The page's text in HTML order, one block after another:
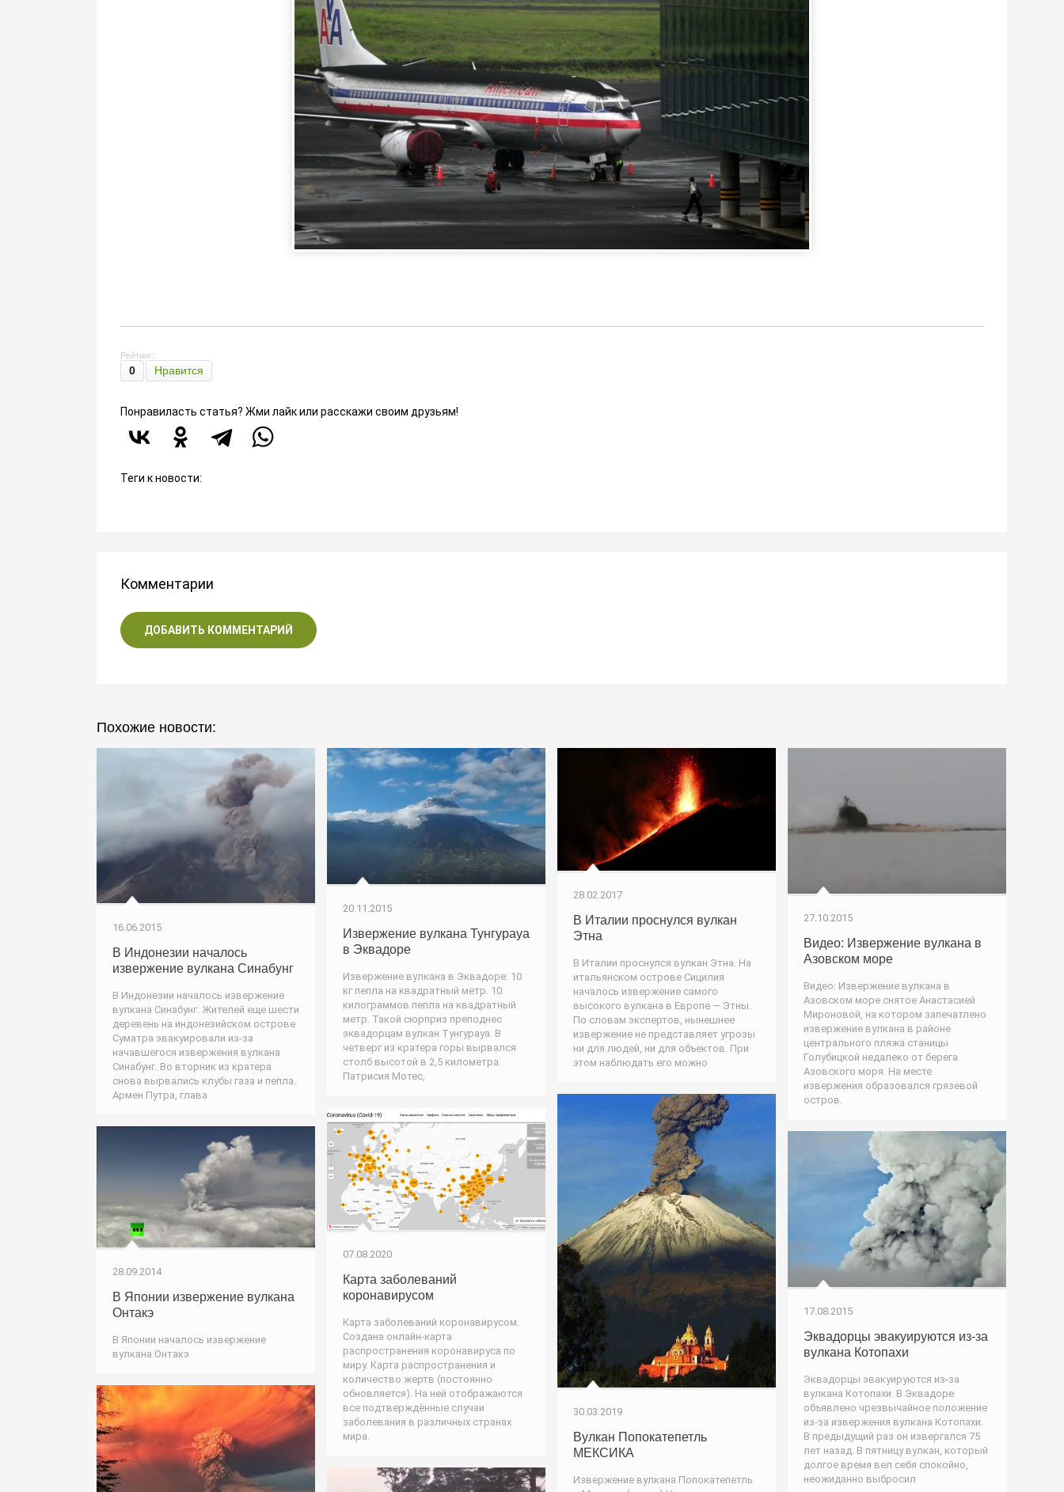
Рейтинг:
0 Нравится
Понравиласть статья? Жми лайк или расскажи своим друзьям!
Теги к новости:
Комментарии
ДОБАВИТЬ КОММЕНТАРИЙ
Похожие новости:
16.06.2015
В Индонезии началось
извержение вулкана Синабунг
В Индонезии началось извержение
вулкана Синабунг. Жителей еще шести
деревень на индонезийском острове
Суматра эвакуировали из-за
начавшегося извержения вулкана
Синабунг. Во вторник из кратера
снова вырвались клубы газа и пепла.
Армен Путра, глава
20.11.2015
Извержение вулкана Тунгурауа
в Эквадоре
Извержение вулкана в Эквадоре: 10
кг пепла на квадратный метр. 10
килограммов пепла на квадратный
метр. Такой сюрприз преподнес
эквадорцам вулкан Тунгурауа. В
четверг из кратера горы вырвался
столб высотой в 2,5 километра.
Патрисия Мотес,
28.02.2017
В Италии проснулся вулкан
Этна
В Италии проснулся вулкан Этна. На
итальянском острове Сицилия
началось извержение самого
высокого вулкана в Европе — Этны.
По словам экспертов, нынешнее
извержение не представляет угрозы
ни для людей, ни для объектов. При
этом наблюдать его можно
27.10.2015
Видео: Извержение вулкана в
Азовском море
Видео: Извержение вулкана в
Азовском море снятое Анастасией
Мироновой, на котором запечатлено
извержение вулкана в районе
центрального пляжа станицы
Голубицкой недалеко от берега
Азовского моря. На месте
извержения образовался грязевой
остров.
30.03.2019
Вулкан Попокатепетль
МЕКСИКА
Извержение вулкана Попокатепетль
07.08.2020
Карта заболеваний
коронавирусом
Карта заболеваний коронавирусом.
Создана онлайн-карта
распространения коронавируса по
миру. Карта распространения и
количество жертв (постоянно
обновляется). На ней отображаются
все подтверждённые случаи
заболевания в различных странах
мира.
28.09.2014
В Японии извержение вулкана
Онтакэ
В Японии началось извержение
вулкана Онтакэ
17.08.2015
Эквадорцы эвакуируются из-за
вулкана Котопахи
Эквадорцы эвакуируются из-за
вулкана Котопахи. В Эквадоре
объявлено чрезвычайное положение
из-за извержения вулкана Котопахи.
В предыдущий раз он извергался 75
лет назад. В пятницу вулкан, который
долгое время вел себя спокойно,
неожиданно выбросил